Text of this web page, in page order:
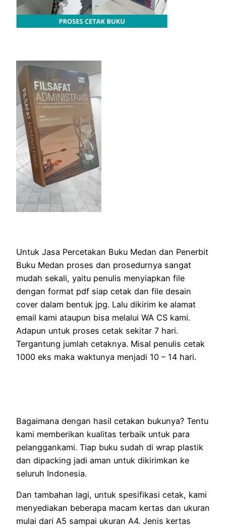
Untuk Jasa Percetakan Buku Medan dan Penerbit
Buku Medan proses dan prosedurnya sangat
mudah sekali, yaitu penulis menyiapkan file
dengan format pdf siap cetak dan file desain
cover dalam bentuk jpg. Lalu dikirim ke alamat
email kami ataupun bisa melalui WA CS kami.
Adapun untuk proses cetak sekitar 7 hari.
Tergantung jumlah cetaknya. Misal penulis cetak
1000 eks maka waktunya menjadi 10 – 14 hari.
Bagaimana dengan hasil cetakan bukunya? Tentu
kami memberikan kualitas terbaik untuk para
pelanggankami. Tiap buku sudah di wrap plastik
dan dipacking jadi aman untuk dikirimkan ke
seluruh Indonesia.
Dan tambahan lagi, untuk spesifikasi cetak, kami
menyediakan beberapa macam kertas dan ukuran
mulai dari A5 sampai ukuran A4. Jenis kertas